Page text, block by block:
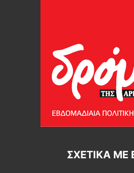
ΣΧΕΤΙΚΆ ΜΕ